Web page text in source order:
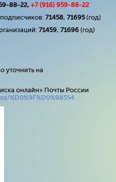
88-22, +7 (916) 959-88-22
71458, 71695(год)
71459, 71696 (год)
уточнить на
онлайн» Почты России
%D0%9F%D0%98554